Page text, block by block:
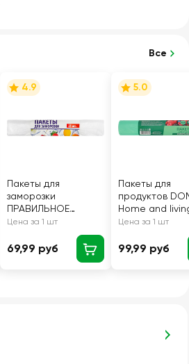
Все
4.9
Пакеты для
заморозки
ПРАВИЛЬНОЕ
РЕШЕНИЕ! 3л, 25шт
Цена за 1 шт
69,99 руб
5.0
Пакеты для
продуктов
Home and
30х40см, 80шт
Цена за 1 шт
99,99 руб